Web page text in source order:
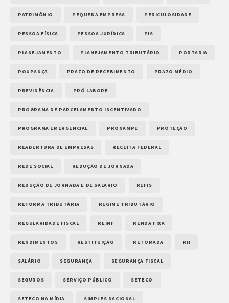
PATRIMÔNIO PEQUENA EMPRESA PERICULOSIDADE
PESSOA FÍSICA PESSOA JURÍDICA PIS
PLANEJAMENTO PLANEJAMENTO TRIBUTÁRIO PORTARIA
POUPANÇA PRAZO DE RECEBIMENTO PRAZO MÉDIO
PREVIDÊNCIA PRÓ LABORE
PROGRAMA DE PARCELAMENTO INCENTIVADO
PROGRAMA EMERGENCIAL PRONAMPE PROTEÇÃO
REABERTURA DE EMPRESAS RECEITA FEDERAL
REDE SOCIAL REDUÇÃO DE JORNADA
REDUÇÃO DE JORNADA E DE SALARIO REFIS
REFORMA TRIBUTÁRIA REGIME TRIBUTÁRIO
REGULARIDADE FISCAL REINF RENDA FIXA
RENDIMENTOS RESTITUIÇÃO RETOMADA RH
SALÁRIO SEGURANÇA SEGURANÇA FISCAL
SEGUROS SERVIÇO PÚBLICO SETECO
SETECO NA MÍDIA SIMPLES NACIONAL